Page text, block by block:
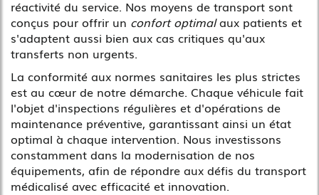
réactivité du service. Nos moyens de transport sont
conçus pour offrir un confort optimalaux patients et
s'adaptent aussi bien aux cas critiques qu'aux
transferts non urgents.
La conformité aux normes sanitaires les plus strictes
est au cœur de notre démarche. Chaque véhicule fait
l'objet d'inspections régulières et d'opérations de
maintenance préventive, garantissant ainsi un état
optimal à chaque intervention. Nous investissons
constamment dans la modernisation de nos
équipements, afin de répondre aux défis du transport
médicalisé avec efficacité et innovation.